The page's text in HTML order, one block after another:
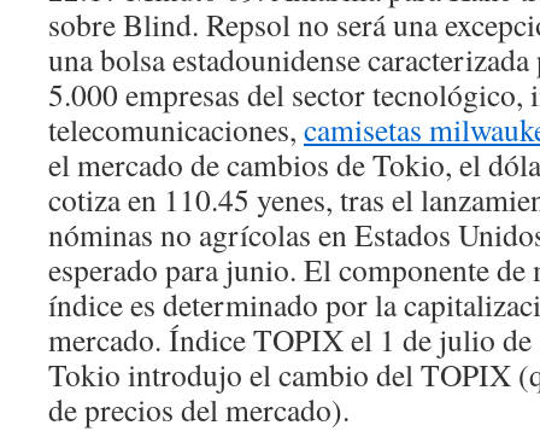
sobre Blind. Repsol no será una
una bolsa estadounidense
5.000 empresas del sector
telecomunicaciones, camisetas
el mercado de cambios de Tokio, el
cotiza en 110.45 yenes, tras el
nóminas no agrícolas en Estados
esperado para junio. El componente de
índice es determinado por la
mercado. Índice TOPIX el 1 de julio de
Tokio introdujo el cambio del TOPIX
de precios del mercado).